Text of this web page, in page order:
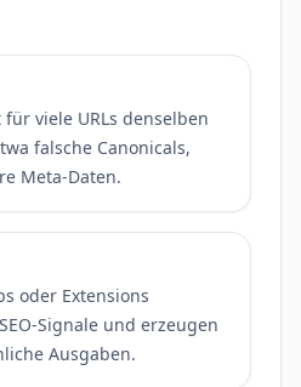
viele URLs denselben
falsche Canonicals,
Meta-Daten.
oder Extensions
Signale und erzeugen
Ausgaben.